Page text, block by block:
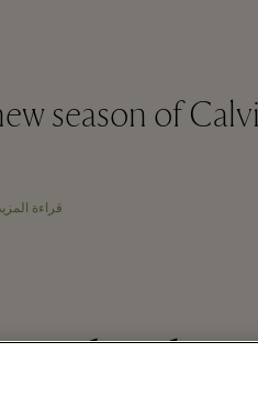
season of
قراءة
the